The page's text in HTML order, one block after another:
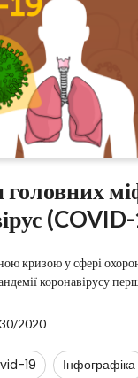
головних
кризою у сфері
коронавірусу
2020
19 Інфографіка